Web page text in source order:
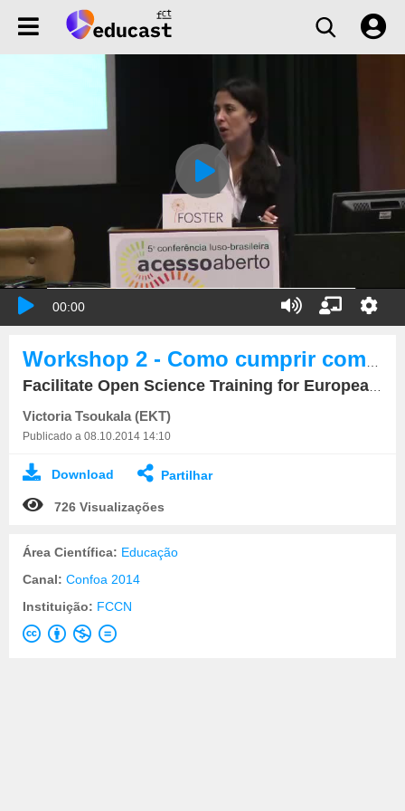
00:00
Facilitate Open Science Training for European Research
Victoria Tsoukala (EKT)
Publicado a 08.10.2014 14:10
Download Partilhar
726 Visualizações
Área Científica: Educação
Canal: Confoa 2014
Instituição: FCCN